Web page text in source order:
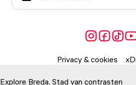
Privacy & cookies
Explore Breda. Stad van contrasten